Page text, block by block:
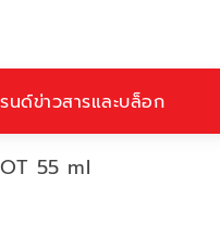
นด์ข่าวสารและบล็อก
55 ml